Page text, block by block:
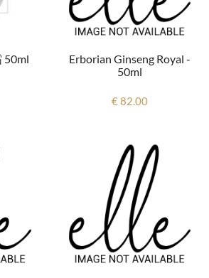
50ml
Erborian Ginseng Royal -
50ml
€ 82.00